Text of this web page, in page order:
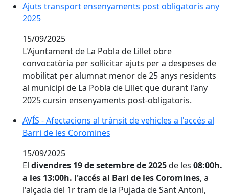
Ajuts transport ensenyaments post obligatoris any
2025
15/09/2025
L'Ajuntament de La Pobla de Lillet obre
convocatòria per sol·licitar ajuts per a despeses de
mobilitat per alumnat menor de 25 anys residents
al municipi de La Pobla de Lillet que durant l'any
2025 cursin ensenyaments post-obligatoris.
AVÍS - Afectacions al trànsit de vehicles a l'accés al
AVÍS - Afectacions al trànsit de vehicles a l'accés al
Barri de les Coromines
15/09/2025
El divendres 19 de setembre de 2025de les 08:00h.
a les 13:00h. l'accés al Bari de les Coromines, a
l'alçada del 1r tram de la Pujada de Sant Antoni,